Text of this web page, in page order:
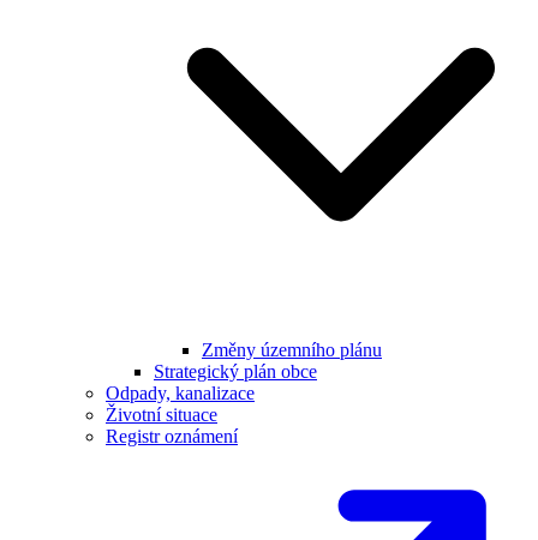
Změny územního plánu
Strategický plán obce
Odpady, kanalizace
Životní situace
Registr oznámení